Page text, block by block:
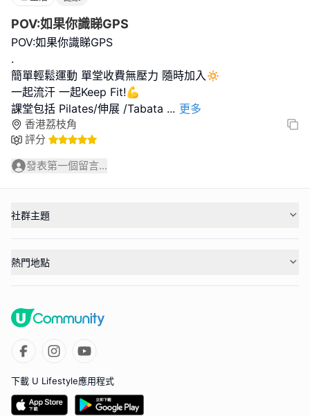
POV:如果你識睇GPS
POV:如果你識睇GPS
.
簡單輕鬆運動 單堂收費無壓力 隨時加入🔅
一起流汗 一起Keep Fit!💪
課堂包括 Pilates/伸展 /Tabata ... 更多
香港荔枝角
評分
發表第一個留言...
社群主題
熱門地點
下載 U Lifestyle應用程式